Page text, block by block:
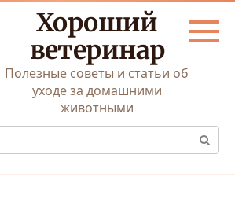
Хороший
ветеринар
Полезные советы и статьи об
уходе за домашними
животными